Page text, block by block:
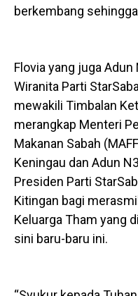
berkembang
Flovia yang juga
Wiranita Parti
mewakili Timbalan
merangkap Menteri
Makanan Sabah
Keningau dan Adun
Presiden Parti
Kitingan bagi
Keluarga Tham yang
sini baru-baru ini.